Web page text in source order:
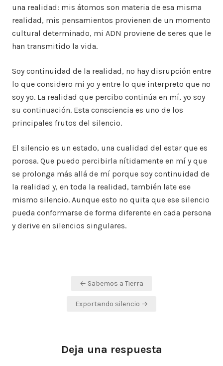
una realidad: mis átomos son materia de esa misma
realidad, mis pensamientos provienen de un momento
cultural determinado, mi ADN proviene de seres que le
han transmitido la vida.
Soy continuidad de la realidad, no hay disrupción entre
lo que considero mi yo y entre lo que interpreto que no
soy yo. La realidad que percibo continúa en mí, yo soy
su continuación. Esta consciencia es uno de los
principales frutos del silencio.
El silencio es un estado, una cualidad del estar que es
porosa. Que puedo percibirla nítidamente en mí y que
se prolonga más allá de mí porque soy continuidad de
la realidad y, en toda la realidad, también late ese
mismo silencio. Aunque esto no quita que ese silencio
pueda conformarse de forma diferente en cada persona
y derive en silencios singulares.
Navegación← Sabemos a Tierra
Exportando silencio →
Deja una respuesta